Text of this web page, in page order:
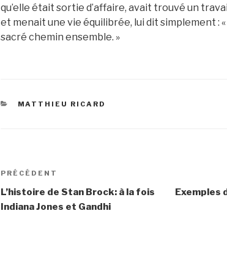
qu’elle était sortie d’affaire, avait trouvé un
et menait une vie équilibrée, lui dit simplement :
sacré chemin ensemble. »
CATÉGORIES
MATTHIEU RICARD
Navigation
de
l’article
Article
précédent
PRÉCÉDENT
L’histoire de Stan Brock: à la fois
Indiana Jones et Gandhi
Exemples